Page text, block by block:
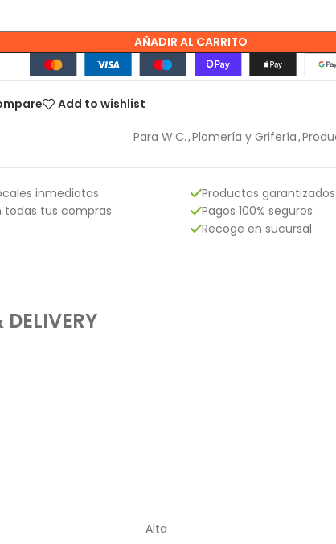
AÑADIR AL CARRITO
Add to wishlist
Para W.C.,Plomería y Grifería,
inmediatas
todas tus compras
Productos garantizados
Pagos 100% seguros
Recoge en sucursal
Alta